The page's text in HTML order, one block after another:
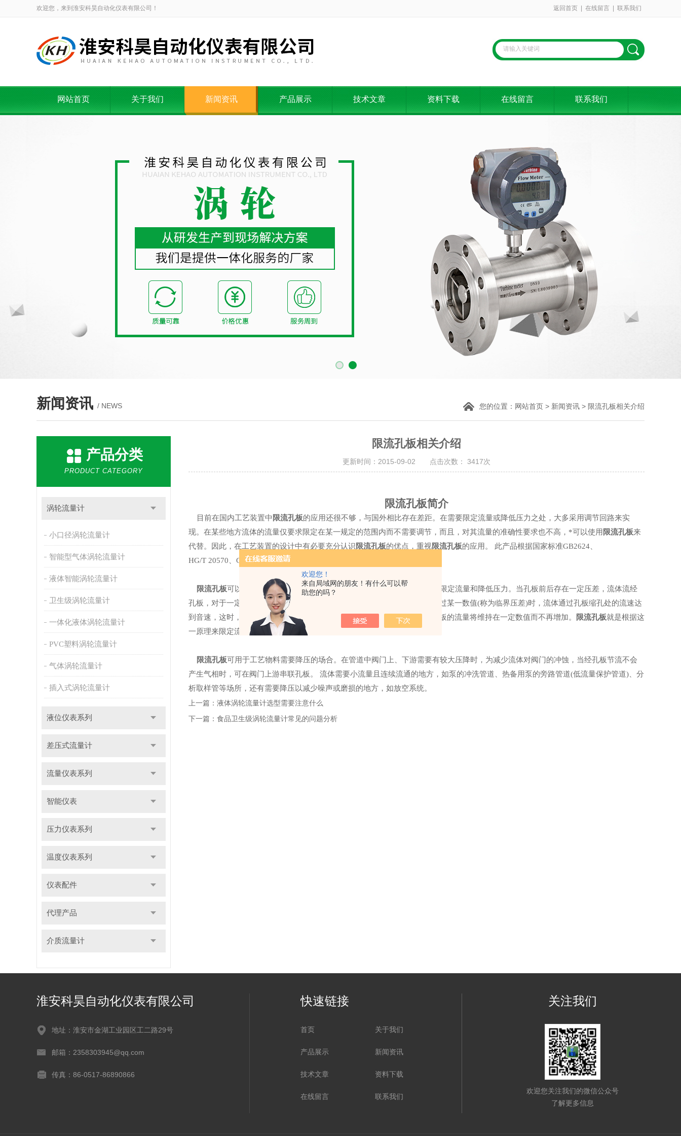
欢迎您！
来自局域网的朋友！有什么可以帮
助您的吗？
欢迎您，来到淮安科昊自动化仪表有限公司！ 返回首页 在线留言 联系我们
网站首页 关于我们 新闻资讯 产品展示 技术文章 资料下载 在线留言 联系我们
新闻资讯 / NEWS 您的位置： 网站首页 > 新闻资讯 > 限流孔板相关介绍
产品分类
PRODUCT CATEGORY
涡轮流量计
小口径涡轮流量计
智能型气体涡轮流量计
液体智能涡轮流量计
卫生级涡轮流量计
一体化液体涡轮流量计
PVC塑料涡轮流量计
气体涡轮流量计
插入式涡轮流量计
液位仪表系列
差压式流量计
流量仪表系列
智能仪表
压力仪表系列
温度仪表系列
仪表配件
代理产品
介质流量计
限流孔板相关介绍
更新时间：2015-09-02 点击次数： 3417次
限流孔板简介
目前在国内工艺装置中 限流孔板的应用还很不够，与国外相比存在差距。在需要限定流量或降低压力之处，大多采用调节回路来实
现。在某些地方流体的流量仅要求限定在某一规定的范围内而不需要调节，而且，对其流量的准确性要求也不高，*可以使用 限流孔板来
代替。因此，在工艺装置的设计中有必要充分认识限流孔板的优点，重视限流孔板的应用。 此产品根据国家标准GB2624、
HG/T 20570、GD2000、GD87等标准设计制造。
限流孔板可以作为流量测量元件用来测量流量，也可以作为节流元件用来限定流量和降低压力。当孔板前后存在一定压差，流体流经
孔板，对于一定的孔径，流经孔板的流量随着压差增大而增大。但当压差超过某一数值(称为临界压差)时，流体通过孔板缩孔处的流速达
到音速，这时，无论压差如何增加，只要孔板上游的压力保持一定，流经孔板的流量将维持在一定数值而不再增加。
限流孔板就是根据这
一原理来限定流体的流量和降低压力的。
限流孔板可用于工艺物料需要降压的场合。在管道中阀门上、下游需要有较大压降时，为减少流体对阀门的冲蚀，当经孔板节流不会
产生气相时，可在阀门上游串联孔板。 流体需要小流量且连续流通的地方，如泵的冲洗管道、热备用泵的旁路管道(低流量保护管道)、分
析取样管等场所 ，还有需要降压以减少噪声或磨损的地方，如放空系统。
上一篇： 液体涡轮流量计选型需要注意什么
下一篇： 食品卫生级涡轮流量计常见的问题分析
淮安科昊自动化仪表有限公司
地址：淮安市金湖工业园区工二路29号
邮箱：2358303945@qq.com
传真：86-0517-86890866
快速链接
首页 关于我们
产品展示 新闻资讯
技术文章 资料下载
在线留言 联系我们
关注我们
欢迎您关注我们的微信公众号
了解更多信息